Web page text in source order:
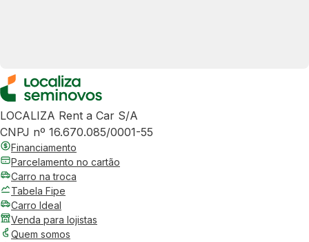
LOCALIZA Rent a Car S/A
CNPJ nº 16.670.085/0001-55
Financiamento
Parcelamento no cartão
Carro na troca
Tabela Fipe
Carro Ideal
Venda para lojistas
Quem somos